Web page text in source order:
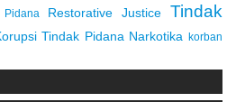
Pidana Restorative Justice
Tindak
Tindak Pidana Narkotika korban